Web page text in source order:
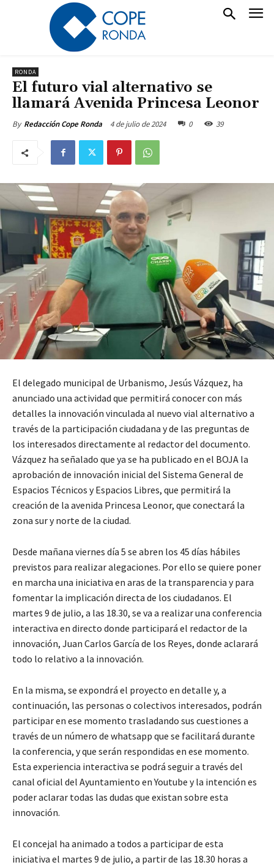
RONDA
El futuro vial alternativo se
llamará Avenida Princesa Leonor
By Redacción Cope Ronda 4 de julio de 2024 0 39
El delegado municipal de Urbanismo, Jesús Vázquez, ha
anunciado una actividad que permitirá conocer con más
detalles la innovación vinculada al nuevo vial alternativo a
través de la participación ciudadana y de las preguntas de
los interesados directamente al redactor del documento.
Vázquez ha señalado que ya se ha publicado en el BOJA la
aprobación de innovación inicial del Sistema General de
Espacios Técnicos y Espacios Libres, que permitirá la
creación de la avenida Princesa Leonor, que conectará la
zona sur y norte de la ciudad.
Desde mañana viernes día 5 se abren los 45 días hábiles
previstos para realizar alegaciones. Por ello se quiere poner
en marcha una iniciativa en aras de la transparencia y para
fomentar la implicación directa de los ciudadanos. El
martes 9 de julio, a las 18.30, se va a realizar una conferencia
interactiva en directo donde participará el redactor de la
innovación, Juan Carlos García de los Reyes, donde aclarará
todo lo relativo a la innovación.
En la misma, se expondrá el proyecto en detalle y, a
continuación, las personas o colectivos interesados, podrán
participar en ese momento trasladando sus cuestiones a
través de un número de whatsapp que se facilitará durante
la conferencia, y que serán respondidas en ese momento.
Esta experiencia interactiva se podrá seguir a través del
canal oficial del Ayuntamiento en Youtube y la intención es
poder aclarar todas las dudas que existan sobre esta
innovación.
El concejal ha animado a todos a participar de esta
iniciativa el martes 9 de julio, a partir de las 18.30 horas a